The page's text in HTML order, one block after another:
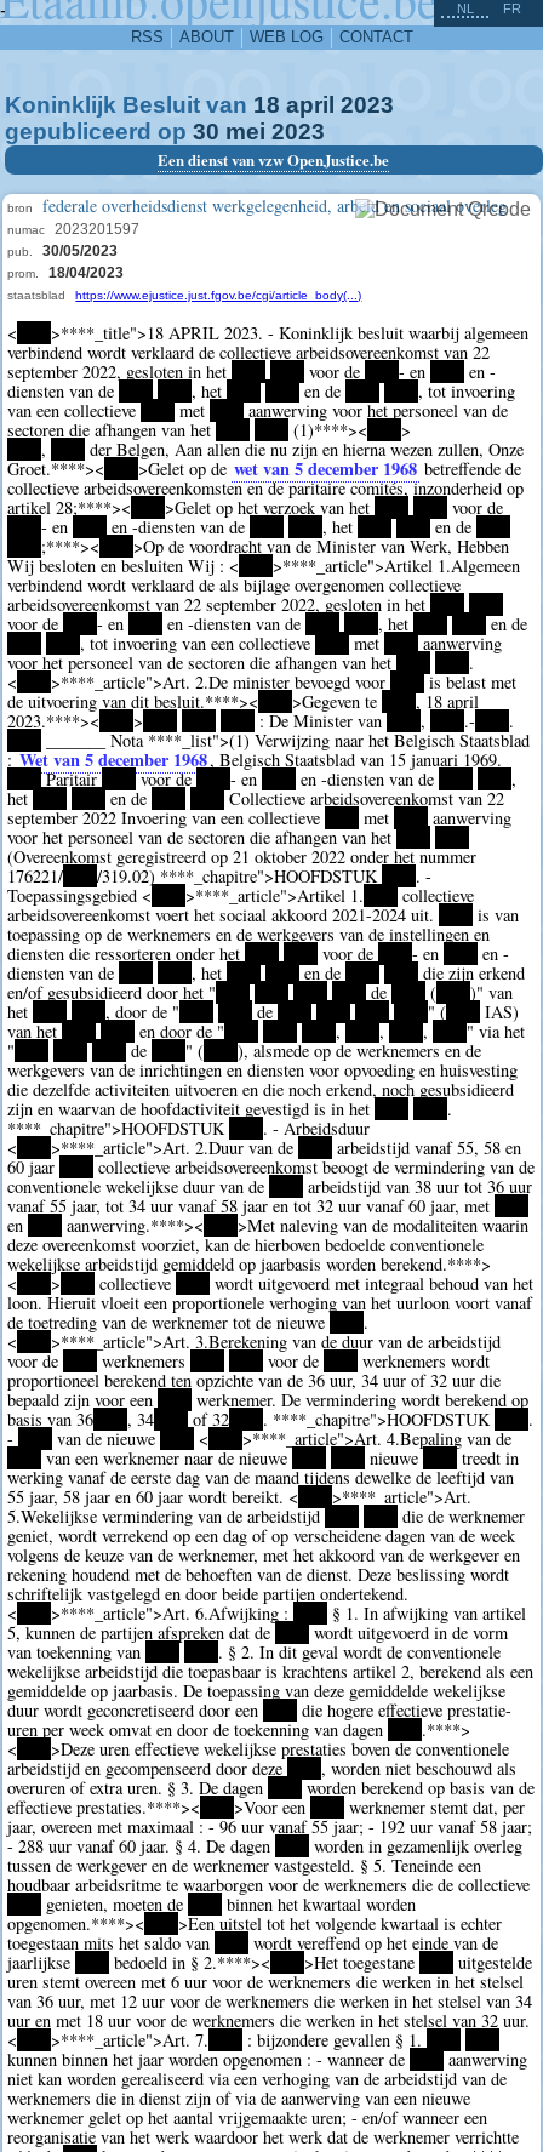
-
RSS ABOUT WEB LOG CONTACT
NL FR
Koninklijk Besluit van 18 april 2023
gepubliceerd op 30 mei 2023
Een dienst van vzw OpenJustice.be
bron federale overheidsdienst werkgelegenheid, arbeid en sociaal overleg
numac 2023201597
pub. 30/05/2023
prom. 18/04/2023
staatsblad https://www.ejustice.just.fgov.be/cgi/article_body(...)
< >**** _title">18 APRIL 2023. - Koninklijk besluit waarbij algemeen
verbindend wordt verklaard de collectieve arbeidsovereenkomst van 22
september 2022, gesloten in het
voor de ****- en
en -
diensten van de
****, het **** ****en de **** ****, tot invoering
van een collectieve ****met ****aanwerving voor het personeel van de
sectoren die afhangen van het
(1)****><
>
****,
der Belgen, Aan allen die nu zijn en hierna wezen zullen, Onze
Groet.****>< >Gelet op de wet van 5 december 1968 betreffende de
collectieve arbeidsovereenkomsten en de paritaire comités, inzonderheid op
artikel 28;****>< >Gelet op het verzoek van het
voor de
****- en en -diensten van de ****, het **** ****en de
;****><
>Op de voordracht van de Minister van Werk, Hebben
Wij besloten en besluiten Wij : <
>**** _article">Artikel 1.Algemeen
verbindend wordt verklaard de als bijlage overgenomen collectieve
arbeidsovereenkomst van 22 september 2022, gesloten in het
voor de
****- en en -diensten van de ****, het **** ****en de
****, tot invoering van een collectieve ****met ****aanwerving
voor het personeel van de sectoren die afhangen van het
.
<
>**** _article">Art. 2.De minister bevoegd voor ****is belast met
de uitvoering van dit besluit.****>< >Gegeven te ****, 18 april
2023.****>< > : De Minister van ****, .-
.
_______ Nota****_list">(1) Verwijzing naar het Belgisch Staatsblad
:Wet van 5 december 1968, Belgisch Staatsblad van 15 januari 1969.
****Paritair ****voor de ****- en en -diensten van de ****,
het
****en de ****Collectieve arbeidsovereenkomst van 22
september 2022 Invoering van een collectieve
met
aanwerving
voor het personeel van de sectoren die afhangen van het
(Overeenkomst geregistreerd op 21 oktober 2022 onder het nummer
176221/ ****/319.02) **** _chapitre">HOOFDSTUK
. -
Toepassingsgebied <
>**** _article">Artikel 1. ****collectieve
arbeidsovereenkomst voert het sociaal akkoord 2021-2024 uit.
is van
toepassing op de werknemers en de werkgevers van de instellingen en
diensten die ressorteren onder het
voor de ****- en
en -
diensten van de
****, het **** ****en de ****
die zijn erkend
en/of gesubsidieerd door het " **** **** ****de ( ****)" van
het
****, door de " de **** **** " (
IAS)
van het **** en door de " **** ****, ****, ****, ****" via het
"
**** ****de " ( ****), alsmede op de werknemers en de
werkgevers van de inrichtingen en diensten voor opvoeding en huisvesting
die dezelfde activiteiten uitvoeren en die noch erkend, noch gesubsidieerd
zijn en waarvan de hoofdactiviteit gevestigd is in het
.
**** _chapitre">HOOFDSTUK
. - Arbeidsduur
<
>**** _article">Art. 2.Duur van de
arbeidstijd vanaf 55, 58 en
60 jaar
collectieve arbeidsovereenkomst beoogt de vermindering van de
conventionele wekelijkse duur van de
arbeidstijd van 38 uur tot 36 uur
vanaf 55 jaar, tot 34 uur vanaf 58 jaar en tot 32 uur vanaf 60 jaar, met
en
aanwerving.****><
>Met naleving van de modaliteiten waarin
deze overeenkomst voorziet, kan de hierboven bedoelde conventionele
wekelijkse arbeidstijd gemiddeld op jaarbasis worden berekend.****>
<
> collectieve
wordt uitgevoerd met integraal behoud van het
loon. Hieruit vloeit een proportionele verhoging van het uurloon voort vanaf
de toetreding van de werknemer tot de nieuwe
.
<
>**** _article">Art. 3.Berekening van de duur van de arbeidstijd
voor de
werknemers voor de
werknemers wordt
proportioneel berekend ten opzichte van de 36 uur, 34 uur of 32 uur die
bepaald zijn voor een
werknemer. De vermindering wordt berekend op
basis van 36 ****, 34 ****of 32 . **** _chapitre">HOOFDSTUK
.
-
van de nieuwe < ****>**** _article">Art. 4.Bepaling van de
****van een werknemer naar de nieuwe nieuwe
treedt in
werking vanaf de eerste dag van de maand tijdens dewelke de leeftijd van
55 jaar, 58 jaar en 60 jaar wordt bereikt. <
>**** _article">Art.
5.Wekelijkse vermindering van de arbeidstijd
die de werknemer
geniet, wordt verrekend op een dag of op verscheidene dagen van de week
volgens de keuze van de werknemer, met het akkoord van de werkgever en
rekening houdend met de behoeften van de dienst. Deze beslissing wordt
schriftelijk vastgelegd en door beide partijen ondertekend.
<
>**** _article">Art. 6.Afwijking :
§ 1. In afwijking van artikel
5, kunnen de partijen afspreken dat de
****wordt uitgevoerd in de vorm
van toekenning van
. § 2. In dit geval wordt de conventionele
wekelijkse arbeidstijd die toepasbaar is krachtens artikel 2, berekend als een
gemiddelde op jaarbasis. De toepassing van deze gemiddelde wekelijkse
duur wordt geconcretiseerd door een
die hogere effectieve prestatie-
uren per week omvat en door de toekenning van dagen
.****>
<
>Deze uren effectieve wekelijkse prestaties boven de conventionele
arbeidstijd en gecompenseerd door deze
****, worden niet beschouwd als
overuren of extra uren. § 3. De dagen
****worden berekend op basis van de
effectieve prestaties.****>< >Voor een
werknemer stemt dat, per
jaar, overeen met maximaal : - 96 uur vanaf 55 jaar; - 192 uur vanaf 58 jaar;
- 288 uur vanaf 60 jaar. § 4. De dagen
worden in gezamenlijk overleg
tussen de werkgever en de werknemer vastgesteld. § 5. Teneinde een
houdbaar arbeidsritme te waarborgen voor de werknemers die de collectieve
genieten, moeten de
binnen het kwartaal worden
opgenomen.****><
>Een uitstel tot het volgende kwartaal is echter
toegestaan mits het saldo van
wordt vereffend op het einde van de
jaarlijkse
bedoeld in § 2.****>< >Het toegestane
uitgestelde
uren stemt overeen met 6 uur voor de werknemers die werken in het stelsel
van 36 uur, met 12 uur voor de werknemers die werken in het stelsel van 34
uur en met 18 uur voor de werknemers die werken in het stelsel van 32 uur.
<
>**** _article">Art. 7. : bijzondere gevallen § 1.
kunnen binnen het jaar worden opgenomen : - wanneer de
****aanwerving
niet kan worden gerealiseerd via een verhoging van de arbeidstijd van de
werknemers die in dienst zijn of via de aanwerving van een nieuwe
werknemer gelet op het aantal vrijgemaakte uren; - en/of wanneer een
reorganisatie van het werk waardoor het werk dat de werknemer verrichtte
^